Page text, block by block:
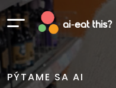
PÝTAME SA AI